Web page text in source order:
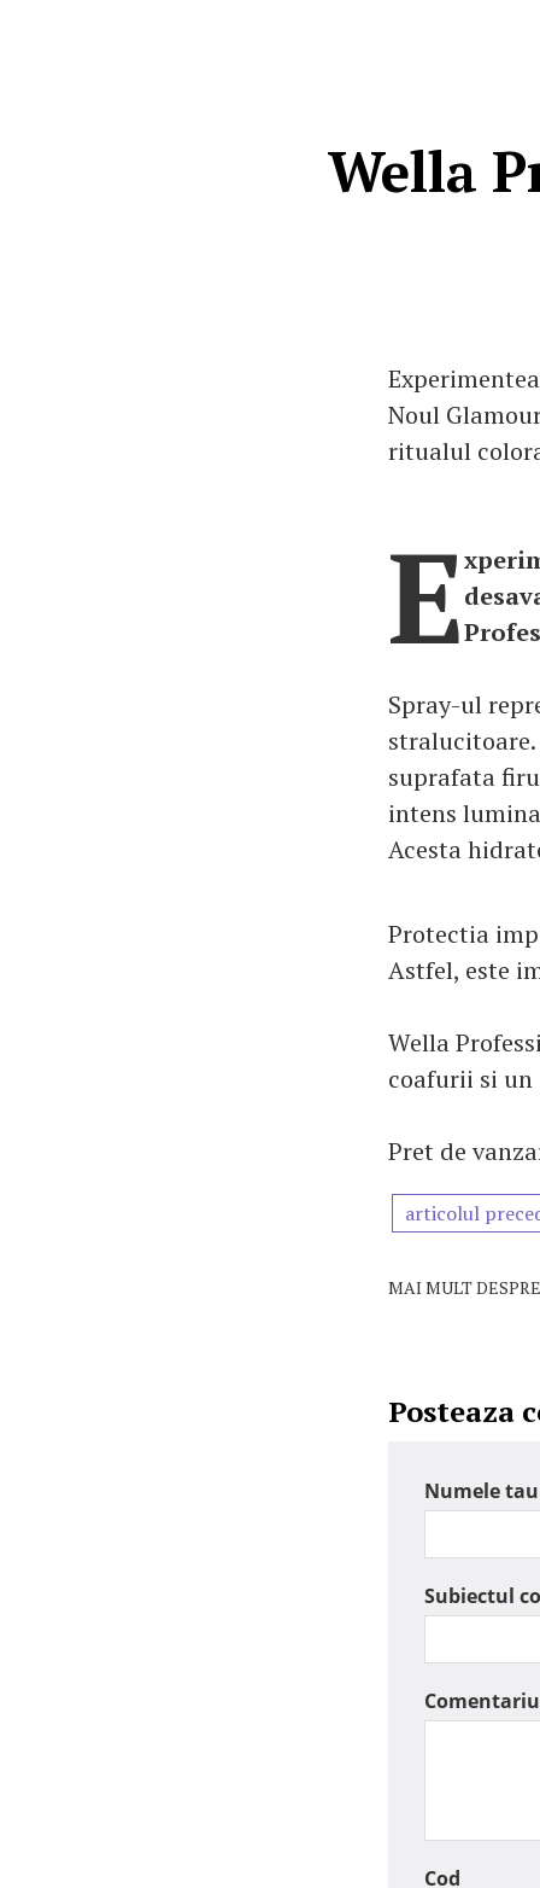
Wella
Noul
ritualul
E
Spray-ul
suprafata
intens
Acesta
Protectia
Astfel, este
Wella
coafurii si
Pret de
articolul
MAI MULT
Posteaza
Numele tau
Subiectul
Cod